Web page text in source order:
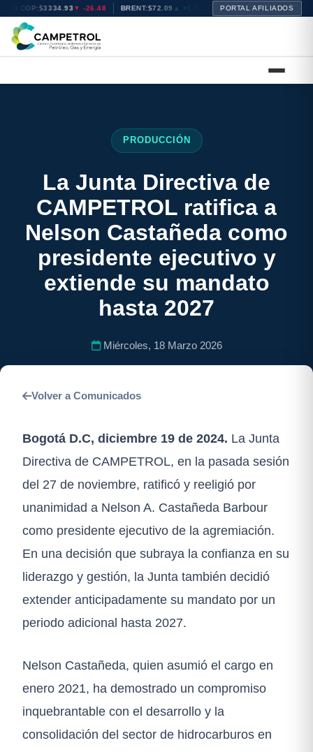
COP:$3334.93▼ -26.48 BRENT:$72.09▲ +0.35 WTI:$68.68▲ +0.17
PORTAL AFILIADOS
PRODUCCIÓN
La Junta Directiva de
CAMPETROL ratifica a
Nelson Castañeda como
presidente ejecutivo y
extiende su mandato
hasta 2027
Miércoles, 18 Marzo 2026
Volver a Comunicados
Bogotá D.C, diciembre 19 de 2024. La Junta
Directiva de CAMPETROL, en la pasada sesión
del 27 de noviembre, ratificó y reeligió por
unanimidad a Nelson A. Castañeda Barbour
como presidente ejecutivo de la agremiación.
En una decisión que subraya la confianza en su
liderazgo y gestión, la Junta también decidió
extender anticipadamente su mandato por un
periodo adicional hasta 2027.
Nelson Castañeda, quien asumió el cargo en
enero 2021, ha demostrado un compromiso
inquebrantable con el desarrollo y la
consolidación del sector de hidrocarburos en